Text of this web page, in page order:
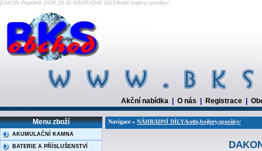
DAKON Popelník DOR 20-32 NÁHRADNÍ DÍLY/kotle,bojlery,sporáky/
Akční nabídka O nás Registrace
Menu zboží
AKUMULAČNÍ KAMNA
BATERIE A PŘÍSLUŠENSTVÍ
Navigace » NÁHRADNÍ DÍLY/kotle,bojlery,sporáky/